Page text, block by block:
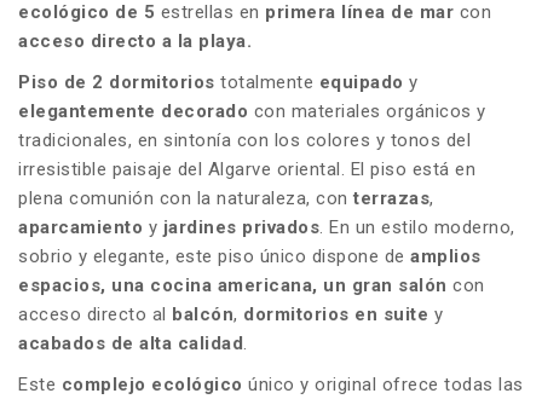
ecológico de 5 estrellas en primera línea de mar con
acceso directo a la playa.
Piso de 2 dormitorios totalmente equipado y
elegantemente decorado con materiales orgánicos y
tradicionales, en sintonía con los colores y tonos del
irresistible paisaje del Algarve oriental. El piso está en
plena comunión con la naturaleza, con terrazas,
aparcamiento y jardines privados. En un estilo moderno,
sobrio y elegante, este piso único dispone de amplios
espacios, una cocina americana, un gran salón con
acceso directo al
balcón, dormitorios en suite y
acabados de alta calidad .
Este complejo ecológico único y original ofrece todas las